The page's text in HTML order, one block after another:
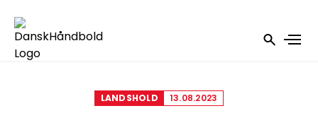
LANDSHOLD 13.08.2023